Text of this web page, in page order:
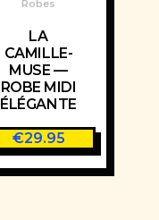
Robes
LA
CAMILLE-
MUSE —
ROBE MIDI
ÉLÉGANTE
€29.95